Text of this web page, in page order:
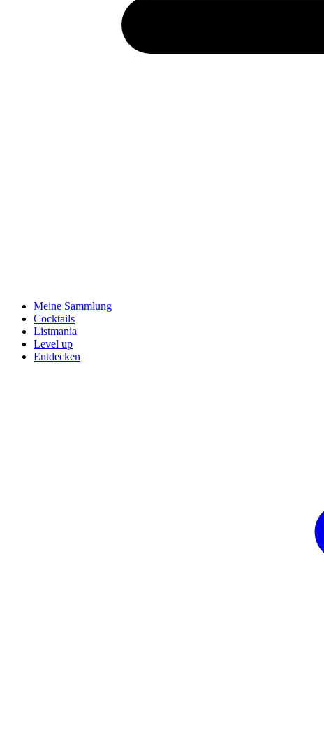
Meine Sammlung
Cocktails
Listmania
Level up
Entdecken